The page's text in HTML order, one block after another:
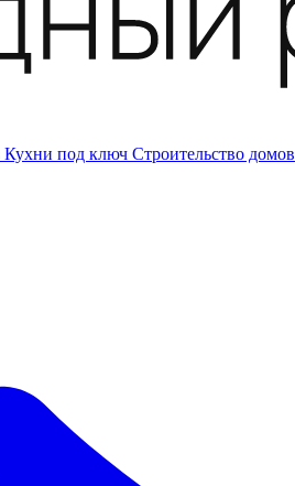
Кухни под ключ Строительство домов